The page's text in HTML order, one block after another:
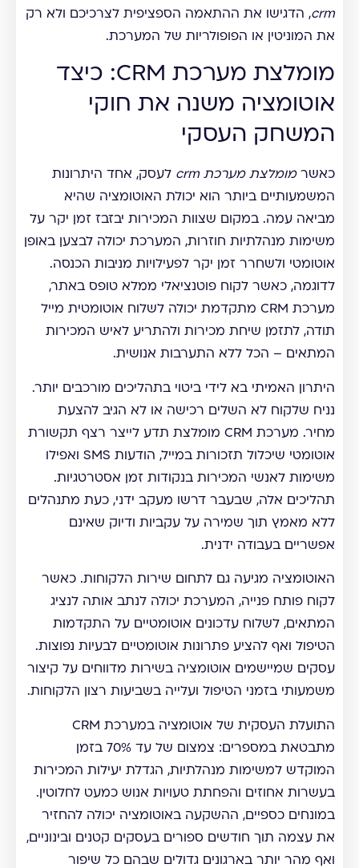
crm, הדגישו את ההתאמה הספציפית לצרכיכם ולא רק
את המוניטין או הפופולריות של המערכת.
מומלצת מערכת CRM: כיצד
אוטומציה משנה את חוקי
המשחק העסקי
כאשרמומלצת מערכת crm
לעסק, אחד היתרונות
המשמעותיים ביותר הוא יכולת האוטומציה שהיא
מביאה עמה. במקום שצוות המכירות יבזבז זמן יקר על
משימות מנהלתיות חוזרות, המערכת יכולה לבצען באופן
אוטומטי ולשחרר זמן יקר לפעילויות מניבות הכנסה.
לדוגמה, כאשר לקוח פוטנציאלי ממלא טופס באתר,
מערכת CRM מתקדמת יכולה לשלוח אוטומטית מייל
תודה, לתזמן שיחת מכירות ולהתריע לאיש המכירות
המתאים – הכל ללא התערבות אנושית.
היתרון האמיתי בא לידי ביטוי בתהליכים מורכבים יותר.
נניח שלקוח לא השלים רכישה או לא הגיב להצעת
מחיר. מערכת CRM מומלצת תדע לייצר רצף תקשורת
אוטומטי שיכלול תזכורות במייל, הודעות SMS ואפילו
משימות לאנשי המכירות בנקודות זמן אסטרטגיות.
תהליכים אלה, שבעבר דרשו מעקב ידני, כעת מתנהלים
ללא מאמץ תוך שמירה על עקביות ודיוק שאינם
אפשריים בעבודה ידנית.
האוטומציה מגיעה גם לתחום שירות הלקוחות. כאשר
לקוח פותח פנייה, המערכת יכולה לנתב אותה לנציג
המתאים, לשלוח עדכונים אוטומטיים על התקדמות
הטיפול ואף להציע פתרונות אוטומטיים לבעיות נפוצות.
עסקים שמיישמים אוטומציה בשירות מדווחים על קיצור
משמעותי בזמני הטיפול ועלייה בשביעות רצון הלקוחות.
התועלת העסקית של אוטומציה במערכת CRM
מתבטאת במספרים: צמצום של עד 70% בזמן
המוקדש למשימות מנהלתיות, הגדלת יעילות המכירות
בעשרות אחוזים והפחתת טעויות אנוש כמעט לחלוטין.
במונחים כספיים, ההשקעה באוטומציה יכולה להחזיר
את עצמה תוך חודשים ספורים בעסקים קטנים ובינוניים,
ואף מהר יותר בארגונים גדולים שבהם כל שיפור